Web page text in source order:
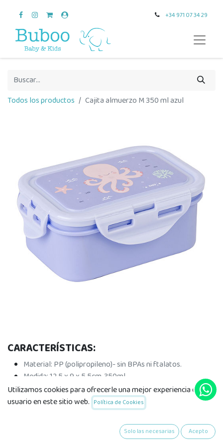
+34 971 07 34 29
Todos los productos Cajita almuerzo M 350 ml azul
CARACTERÍSTICAS:
Material: PP (polipropileno)- sin BPAs ni ftalatos.
Medida: 12.5 x 9 x 5.5cm, 350ml.
Ligera y resistente.
Se pueden calentar en microondas sin la tapa.
Aptas para lavavajillas (bandeja superior), máx.40C.
Utilizamos cookies para ofrecerle una mejor experiencia de
usuario en este sitio web. Política de Cookies
Solo las necesarias Acepto